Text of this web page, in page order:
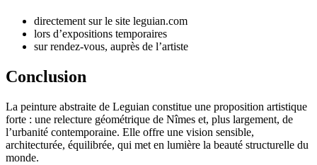
directement sur le site leguian.com
lors d’expositions temporaires
sur rendez-vous, auprès de l’artiste
Conclusion
La peinture abstraite de Leguian constitue une proposition artistique
forte : une relecture géométrique de Nîmes et, plus largement, de
l’urbanité contemporaine. Elle offre une vision sensible,
architecturée, équilibrée, qui met en lumière la beauté structurelle du
monde.